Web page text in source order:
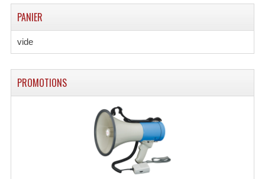
Enceintes Passives Sono
Retours De Scène
Caisson De Basse Amplifié
PANIER
vide
PROMOTIONS